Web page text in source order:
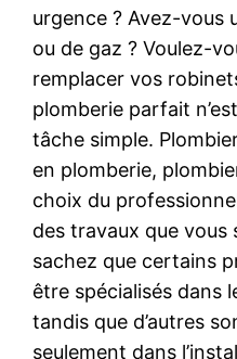
urgence ? Avez-vous
ou de gaz ? Voulez-
remplacer vos
plomberie parfait
tâche simple.
en plomberie,
choix du
des travaux que vous
sachez que certains
être spécialisés dans
tandis que d’autres
seulement dans